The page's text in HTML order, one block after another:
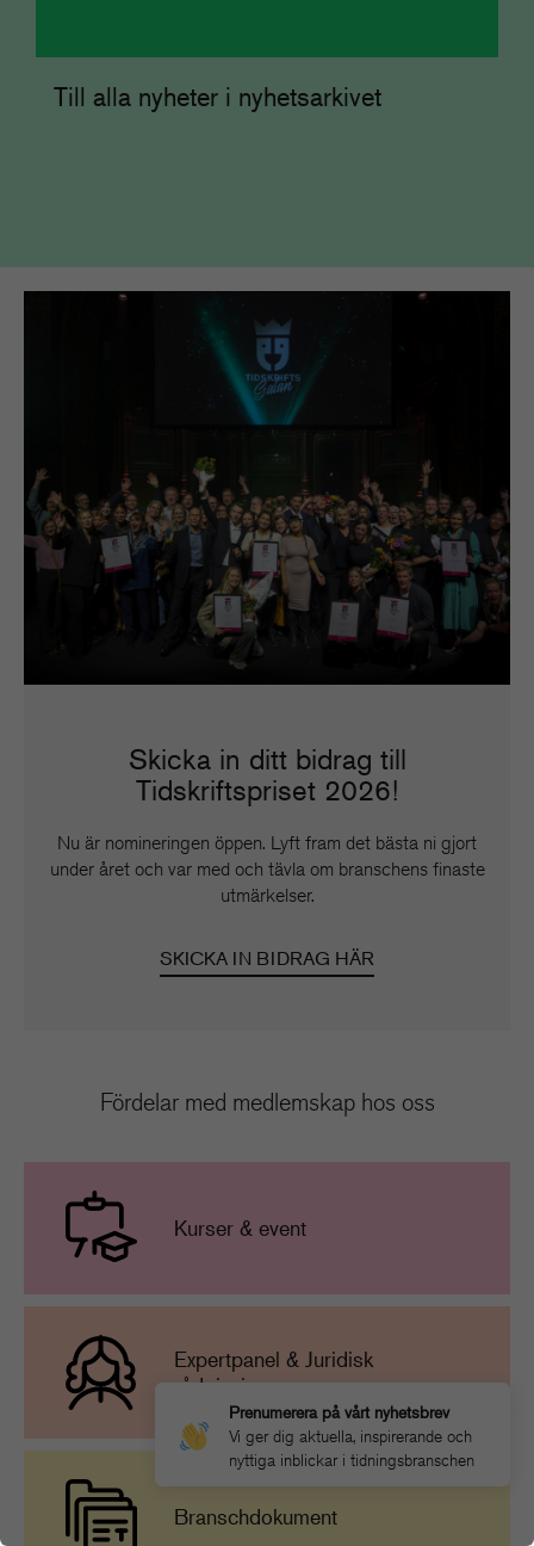
Prenumerera på vårt nyhetsbrev
Vi ger dig aktuella, inspirerande och
nyttiga inblickar i tidningsbranschen
Till alla nyheter i nyhetsarkivet
Skicka in ditt bidrag till
Tidskriftspriset 2026!
Nu är nomineringen öppen. Lyft fram det bästa ni gjort
under året och var med och tävla om branschens finaste
utmärkelser.
SKICKA IN BIDRAG HÄR
Fördelar med medlemskap hos oss
Kurser & event
Expertpanel & Juridisk
rådgivning
Branschdokument